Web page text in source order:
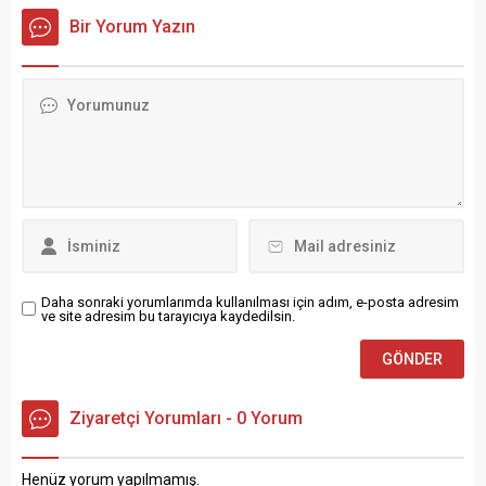
yürürlüğe girdi. BU ALANI
Başkanlığı yetkilendirildi.
6306 Sayılı Kanunun
yürürlüğe girdi 21 Mayıs
6306 Sayılı Kanunun...
yayımlanarak...
Bir Yorum Yazın
Daha sonraki yorumlarımda kullanılması için adım, e-posta adresim
ve site adresim bu tarayıcıya kaydedilsin.
Ziyaretçi Yorumları - 0 Yorum
Henüz yorum yapılmamış.